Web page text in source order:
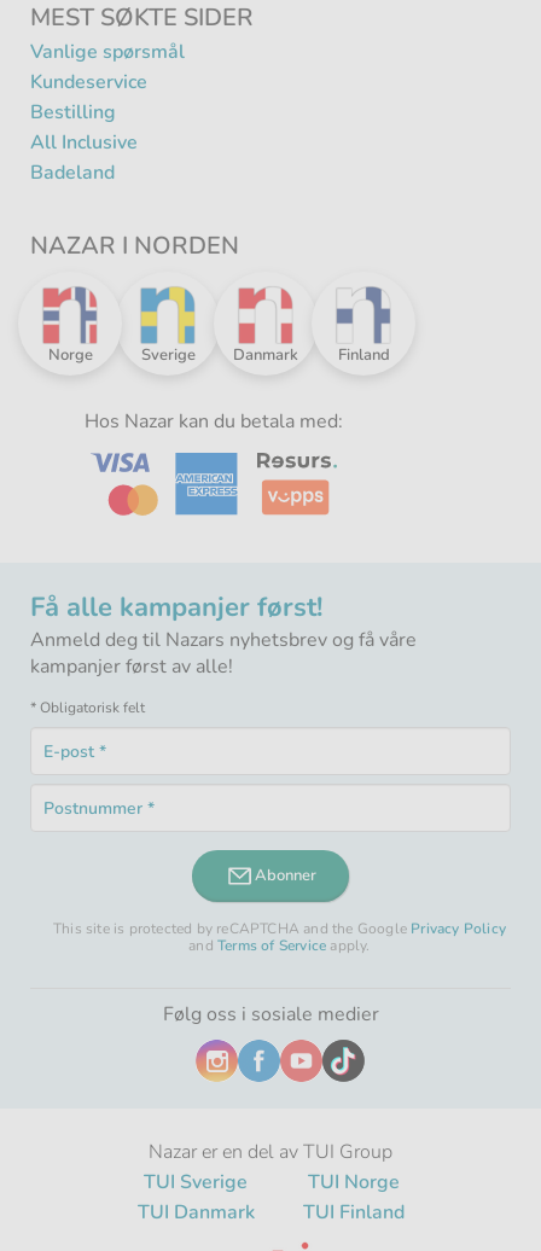
MEST SØKTE SIDER
Vanlige spørsmål
Kundeservice
Bestilling
All Inclusive
Badeland
NAZAR I NORDEN
Nazar
-
Sverige
Nazar
-
Danmark
Nazar
-
Finland
Nazar
Norge
Nazar er en del av TUI Group
TUI Sverige
TUI Norge
TUI Danmark
TUI Finland
Hos Nazar kan du betala med:
Få alle kampanjer først!
Anmeld deg til Nazars nyhetsbrev og få våre
kampanjer først av alle!
* Obligatorisk felt
E-
post
felt
Postnummer
Obligatorisk
Abonner
This site is protected by reCAPTCHA and the Google Privacy Policy
andTerms of Service apply.
Følg oss i sosiale medier